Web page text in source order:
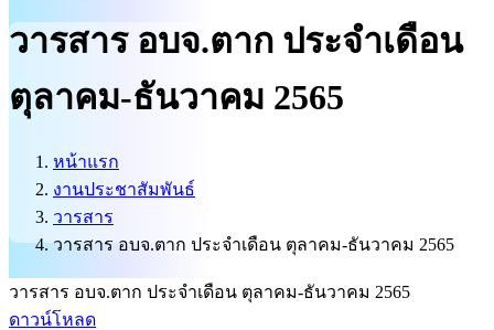
วารสาร อบจ.ตาก ประจำเดือน
ตุลาคม-ธันวาคม 2565
หน้าแรก
งานประชาสัมพันธ์
วารสาร
วารสาร อบจ.ตาก ประจำเดือน ตุลาคม-ธันวาคม 2565
วารสาร อบจ.ตาก ประจำเดือน ตุลาคม-ธันวาคม 2565
ดาวน์โหลด